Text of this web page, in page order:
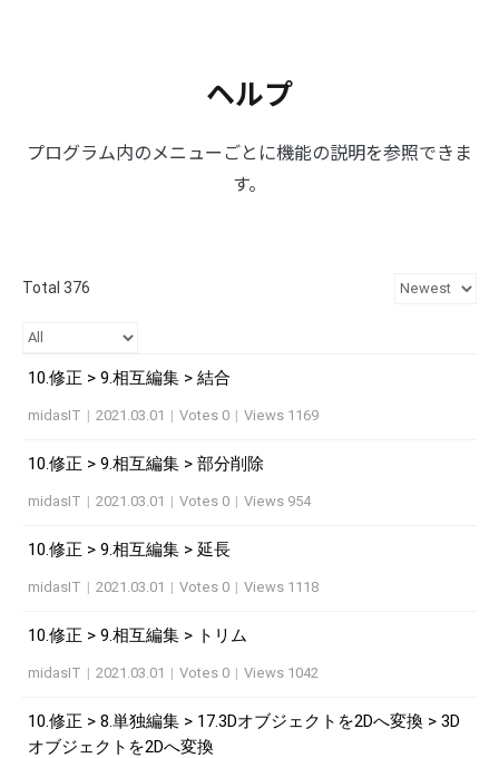
ヘルプ
プログラム内のメニューごとに機能の説明を参照できま
す。
Total 376
10.修正 > 9.相互編集 > 結合
midasIT | 2021.03.01 | Votes 0 | Views 1169
10.修正 > 9.相互編集 > 部分削除
midasIT | 2021.03.01 | Votes 0 | Views 954
10.修正 > 9.相互編集 > 延長
midasIT | 2021.03.01 | Votes 0 | Views 1118
10.修正 > 9.相互編集 > トリム
midasIT | 2021.03.01 | Votes 0 | Views 1042
10.修正 > 8.単独編集 > 17.3Dオブジェクトを2Dへ変換 > 3D
オブジェクトを2Dへ変換